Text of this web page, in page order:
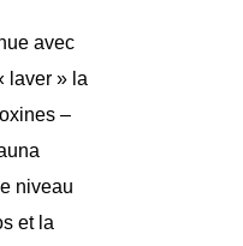
avec
laver » la
–
niveau
et la